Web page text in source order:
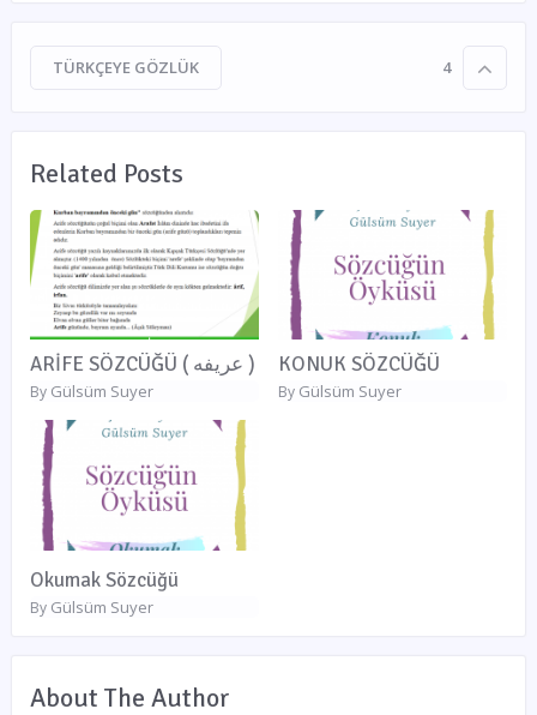
TÜRKÇEYE GÖZLÜK 4
Related Posts
ARİFE SÖZCÜĞÜ ( عريفه )
By Gülsüm Suyer
KONUK SÖZCÜĞÜ
By Gülsüm Suyer
Okumak Sözcüğü
By Gülsüm Suyer
About The Author